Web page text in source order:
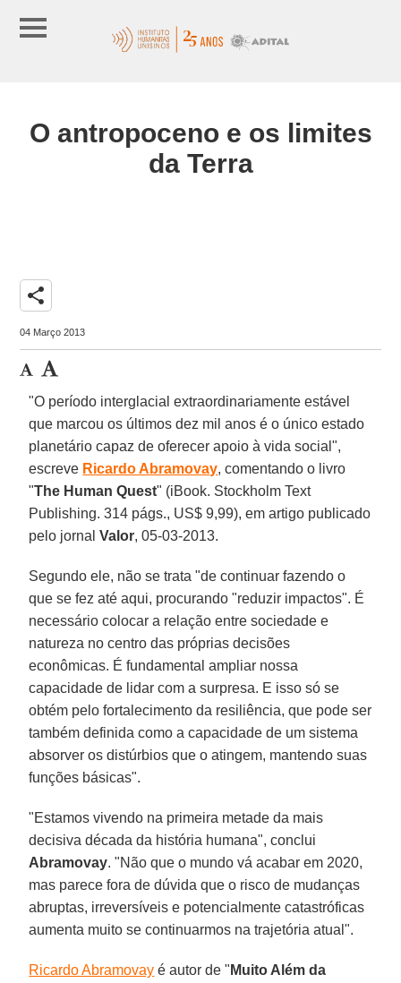
O antropoceno e os limites
da Terra
share
04 Março 2013
"O período interglacial extraordinariamente estável
que marcou os últimos dez mil anos é o único estado
planetário capaz de oferecer apoio à vida social",
escreve Ricardo Abramovay, comentando o livro
"The Human Quest" (iBook. Stockholm Text
Publishing. 314 págs., US$ 9,99), em artigo publicado
pelo jornalValor, 05-03-2013.
Segundo ele, não se trata "de continuar fazendo o
que se fez até aqui, procurando "reduzir impactos". É
necessário colocar a relação entre sociedade e
natureza no centro das próprias decisões
econômicas. É fundamental ampliar nossa
capacidade de lidar com a surpresa. E isso só se
obtém pelo fortalecimento da resiliência, que pode ser
também definida como a capacidade de um sistema
absorver os distúrbios que o atingem, mantendo suas
funções básicas".
"Estamos vivendo na primeira metade da mais
decisiva década da história humana", conclui
Abramovay. "Não que o mundo vá acabar em 2020,
mas parece fora de dúvida que o risco de mudanças
abruptas, irreversíveis e potencialmente catastróficas
aumenta muito se continuarmos na trajetória atual".
Ricardo Abramovay é autor de " Muito Além da